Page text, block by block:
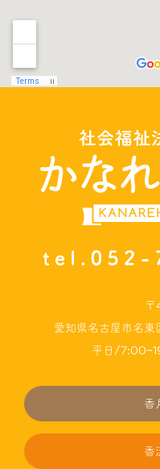
愛知県名古屋市名
平日/
香
香